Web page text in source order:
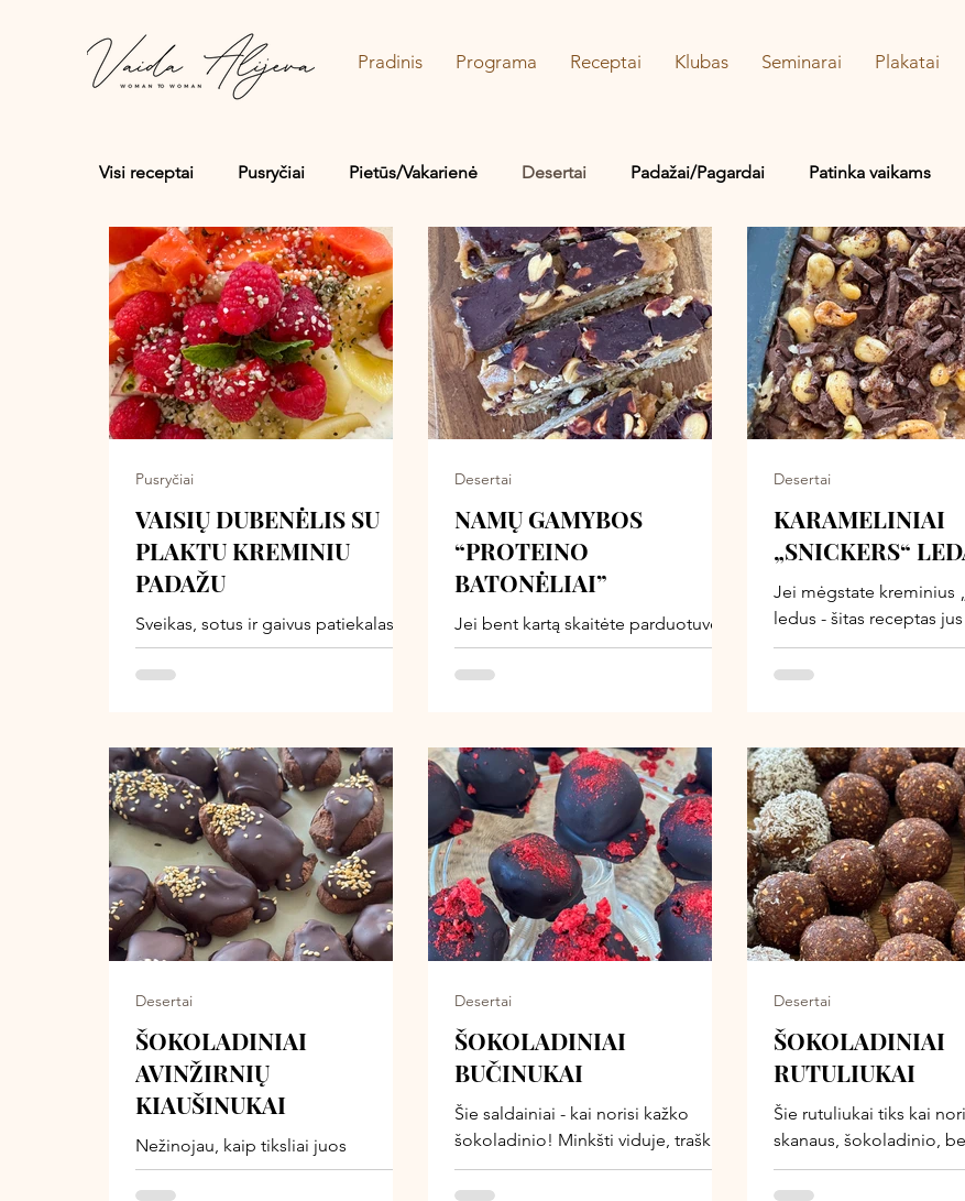
Pradinis Programa Receptai Klubas Seminarai Plakatai
Visi receptai Pusryčiai Pietūs/Vakarienė Desertai Padažai/Pagardai Patinka vaikams
Sriubos/Troškiniai Saldu Sūru Vaidos MYLIMIAUSI!
VAISIŲ DUBENĖLIS SU
PLAKTU KREMINIU
PADAŽU
Sveikas, sotus ir gaivus patiekalas,
kuris stebina savo paprastumu. Jis
toks universalus, kad puikiai tinka
lango karšta ir norisi kažko gaivaus,
lengvo bei greitai paruošiamo.
Švelnus, baltymų turtingas kremas ir
sultingi sezoniniai vaisiai - derinys,
kuris ne tik lepina gomurį, bet ir
aprūpina organizmą vitaminais,
antioksidantais bei skaidulomis.
Pusryčiai
NAMŲ GAMYBOS
“PROTEINO
BATONĖLIAI”
Jei bent kartą skaitėte parduotuvėje
parduodamų baltyminių batonėlių
sudėtį, žinote - sudėtis tokia, kad
nepalyginamai gardesni,
maistingesni ir pagaminami iš
švarios sudėties ingredientų.
Desertai
KARAMELINIAI
„SNICKERS“
Jei mėgstate kreminius
ledus - šitas receptas
nustebins. Jie primena
desertą, tačiau sudėtis
bomba! O slaptas
pradžiugins visas mamas
nepastebės, kad
porciją ankštinių. Esu
kad šie ledai bus vieni
ledų, kuriuos gaminsite
svarbiausia - jais galėsite
be sąžinės graužaties.
Desertai
ŠOKOLADINIAI
AVINŽIRNIŲ
KIAUŠINUKAI
Nežinojau, kaip tiksliai juos
pavadinti - Velykoms jie virsta mažais
Desertai
ŠOKOLADINIAI
BUČINUKAI
Šie saldainiai - kai norisi kažko
šokoladinio! Minkšti viduje, traškūs
išorėje. O jei dar padekoruosim
liofilizuotomis avietėmis - puikiai
Desertai
ŠOKOLADINIAI
RUTULIUKAI
Šie rutuliukai tiks kai
skanaus, šokoladinio,
perteklinio saldumo ir
sudėtimi. Natūraliai
Desertai